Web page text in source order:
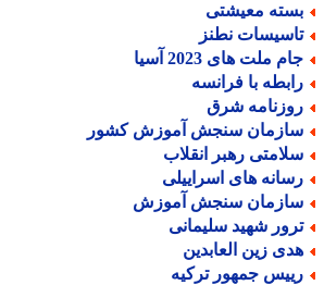
معیشتی
نطنز
ملت های 2023 آسیا
با فرانسه
شرق
سنجش آموزش کشور
رهبر انقلاب
های اسراییلی
سنجش آموزش
شهید سلیمانی
زین العابدین
جمهور ترکیه